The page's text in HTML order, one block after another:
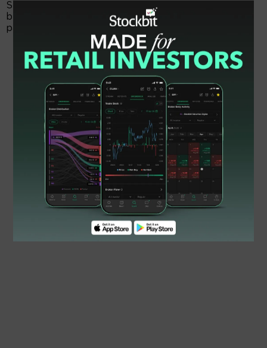
Sementara investor asing mencatatkan pembelian
bersih alias net buy sebesar Rp184 miliar diseluruh
pasar.